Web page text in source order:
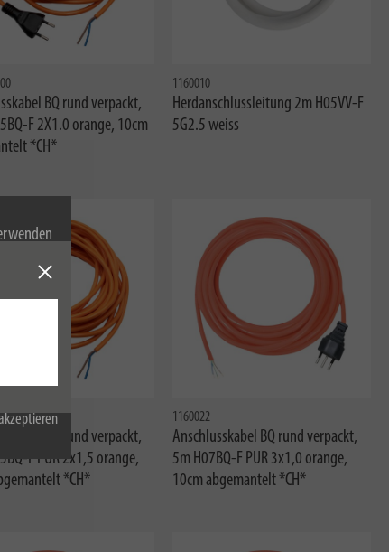
zu.
BQ rund verpackt,
F 2X1.0 orange, 10cm
*CH*
1160010
Herdanschlussleitung 2m H05VV-F
5G2.5 weiss
BQ rund verpackt,
F PUR 2x1,5 orange,
*CH*
1160022
Anschlusskabel BQ rund verpackt,
5m H07BQ-F PUR 3x1,0 orange,
10cm abgemantelt *CH*